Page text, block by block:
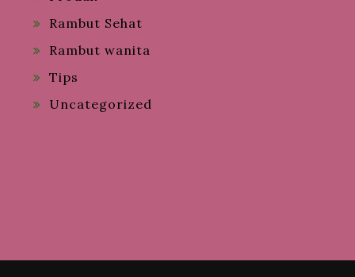
Rambut Sehat
Rambut wanita
Tips
Uncategorized